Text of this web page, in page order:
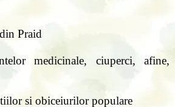
Praid
medicinale, ciuperci, afine,
si obiceiurilor populare